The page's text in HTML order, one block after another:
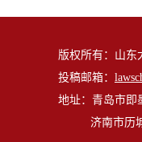
版权所有：山东
投稿邮箱：
地址：青岛市
济南市历城